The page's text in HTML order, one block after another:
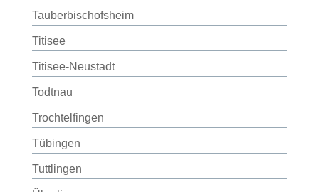
Tauberbischofsheim
Titisee
Titisee-Neustadt
Todtnau
Trochtelfingen
Tübingen
Tuttlingen